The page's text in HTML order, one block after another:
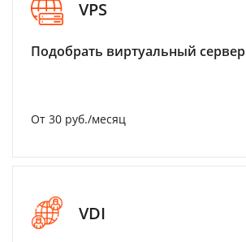
VPS
Подобрать виртуальный сервер
От 30 руб./месяц
VDI